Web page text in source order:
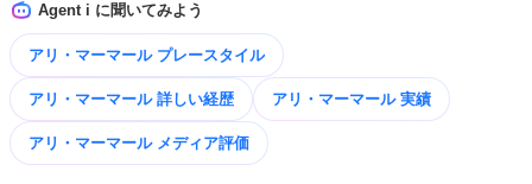
Agent i に聞いてみよう
アリ・マーマール プレースタイル
アリ・マーマール 詳しい経歴 アリ・マーマール 実績
アリ・マーマール メディア評価